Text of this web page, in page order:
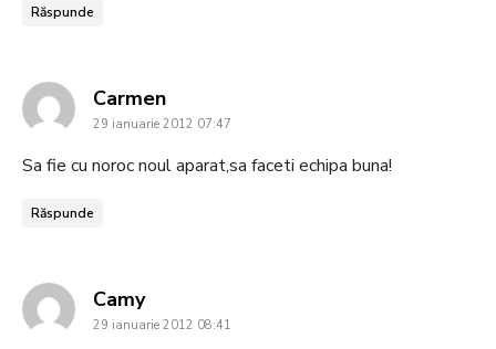
Răspunde
Carmensays:
29 ianuarie 2012 07:47
Sa fie cu noroc noul aparat,sa faceti echipa buna!
Răspunde
Camysays:
29 ianuarie 2012 08:41